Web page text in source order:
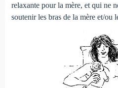
relaxante pour la mère, et qui ne
soutenir les bras de la mère et/ou